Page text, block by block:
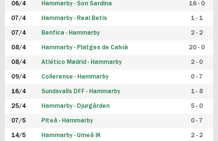
06/4 Hammarby - Son Sardina 16 - 0
07/4 Hammarby - Real Betis 1 - 1
07/4 Benfica - Hammarby 2 - 2
08/4 Hammarby - Platges de Calvià 20 - 0
08/4 Atlético Madrid - Hammarby 2 - 0
09/4 Collerense - Hammarby 0 - 7
16/4 Sundsvalls DFF - Hammarby 1 - 8
25/4 Hammarby - Djurgården 5 - 0
07/5 Piteå - Hammarby 0 - 7
14/5 Hammarby - Umeå IK 2 - 2